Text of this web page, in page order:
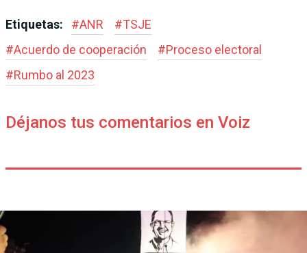
Etiquetas: #ANR #TSJE
#Acuerdo de cooperación #Proceso electoral
#Rumbo al 2023
Déjanos tus comentarios en Voiz